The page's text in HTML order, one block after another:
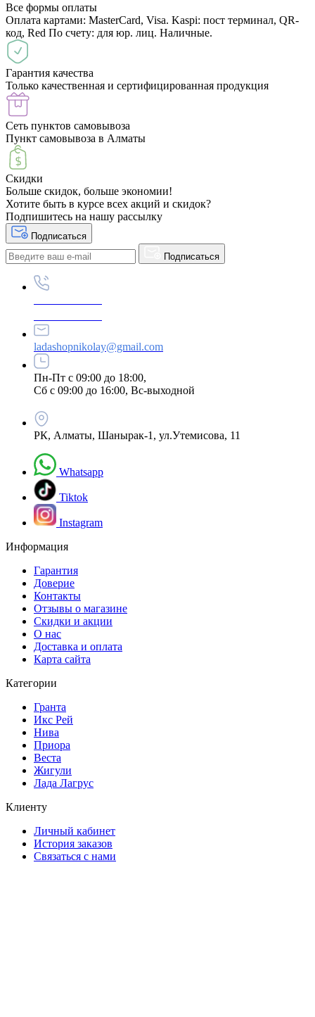
Все формы оплаты
Оплата картами: MasterCard, Visa. Kaspi: пост терминал, QR-
код, Red По счету: для юр. лиц. Наличные.
Гарантия качества
Только качественная и сертифицированная продукция
Сеть пунктов самовывоза
Пункт самовывоза в Алматы
Скидки
Больше скидок, больше экономии!
Хотите быть в курсе всех акций и скидок?
Подпишитесь на нашу рассылку
Подписаться
Подписаться
ladashopnikolay@gmail.com
Пн-Пт с 09:00 до 18:00,
Сб с 09:00 до 16:00, Вс-выходной
РК, Алматы, Шанырак-1, ул.Утемисова, 11
Whatsapp
Tiktok
Instagram
Информация
Гарантия
Доверие
Контакты
Отзывы о магазине
Скидки и акции
О нас
Доставка и оплата
Карта сайта
Категории
Гранта
Икс Рей
Нива
Приора
Веста
Жигули
Лада Лагрус
Клиенту
Личный кабинет
История заказов
Связаться с нами